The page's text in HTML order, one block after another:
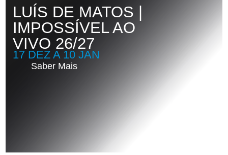
LUÍS DE MATOS |
IMPOSSÍVEL AO
VIVO 26/27
17 DEZ A 10 JAN
Saber Mais